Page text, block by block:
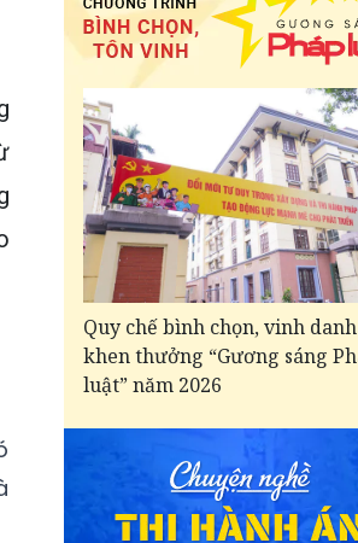
Quy chế bình chọn, vinh
khen thưởng “Gương sáng
luật” năm 2026